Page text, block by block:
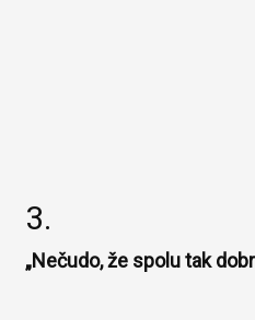
3.
„Nečudo, že spolu tak